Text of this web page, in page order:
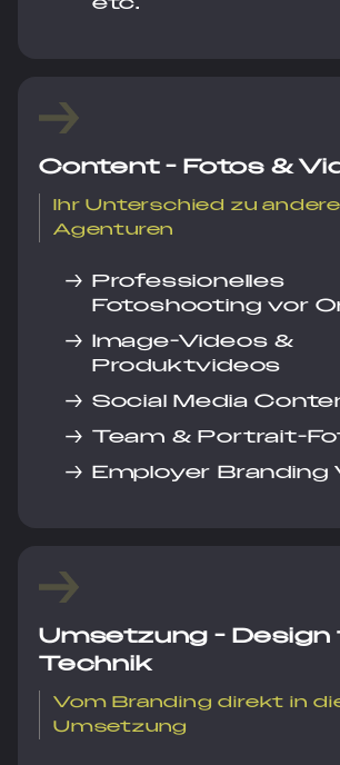
Content - Fotos &
Ihr Unterschied zu
Agenturen
→ Professionelles
Fotoshooting vor
→ Image-Videos &
Produktvideos
→ Social Media
→ Team & Portrait-
→ Employer Branding
Umsetzung -
Technik
Vom Branding direkt in
Umsetzung